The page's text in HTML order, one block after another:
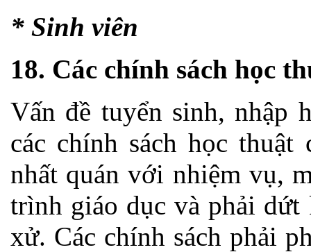
* Sinh viên
18. Các chính sách học
Vấn đề tuyển sinh, nhập
các chính sách học
nhất quán với nhiệm vụ,
trình giáo dục và phải
xử. Các chính sách phải